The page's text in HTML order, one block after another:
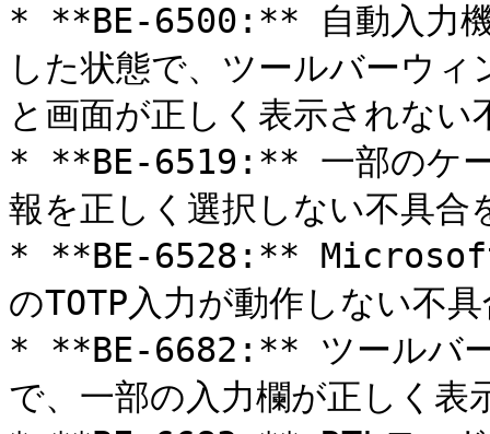
* **BE-6500:** 自動入力機
した状態で、ツールバーウ
と画面が正しく表示されない
* **BE-6519:** 一部のケー
報を正しく選択しない不具合
* **BE-6528:** Microsoft
のTOTP入力が動作しない不
* **BE-6682:** ツールバー
で、一部の入力欄が正しく表